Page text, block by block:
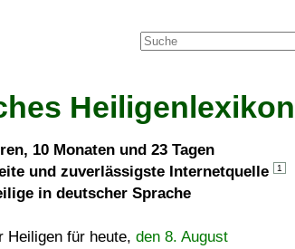
Heiligenlexikon
10 Monaten und 23 Tagen
und zuverlässigste Internetquelle
1
in deutscher Sprache
Heiligen für heute, den 8. August